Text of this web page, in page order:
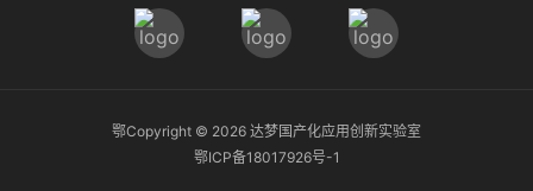
鄂Copyright © 2026 达梦国产化应用创新实验室
鄂ICP备18017926号-1